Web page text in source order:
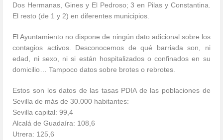
Dos Hermanas, Gines y El Pedroso; 3 en Pilas y Constantina.
El resto (de 1 y 2) en diferentes municipios.
El Ayuntamiento no dispone de ningún dato adicional sobre los
contagios activos. Desconocemos de qué barriada son, ni
edad, ni sexo, ni si están hospitalizados o confinados en su
domicilio… Tampoco datos sobre brotes o rebrotes.
Estos son los datos de las tasas PDIA de las poblaciones de
Sevilla de más de 30.000 habitantes:
Sevilla capital: 99,4
Alcalá de Guadaíra: 108,6
Utrera: 125,6